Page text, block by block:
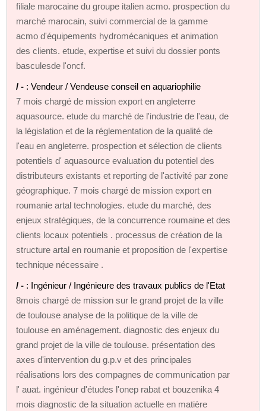
filiale marocaine du groupe italien acmo. prospection du
marché marocain, suivi commercial de la gamme
acmo d'équipements hydromécaniques et animation
des clients. etude, expertise et suivi du dossier ponts
basculesde l'oncf.
/ - : Vendeur / Vendeuse conseil en aquariophilie
7 mois chargé de mission export en angleterre
aquasource. etude du marché de l'industrie de l'eau, de
la législation et de la réglementation de la qualité de
l'eau en angleterre. prospection et sélection de clients
potentiels d' aquasource evaluation du potentiel des
distributeurs existants et reporting de l'activité par zone
géographique. 7 mois chargé de mission export en
roumanie artal technologies. etude du marché, des
enjeux stratégiques, de la concurrence roumaine et des
clients locaux potentiels . processus de création de la
structure artal en roumanie et proposition de l'expertise
technique nécessaire .
/ - : Ingénieur / Ingénieure des travaux publics de l'Etat
8mois chargé de mission sur le grand projet de la ville
de toulouse analyse de la politique de la ville de
toulouse en aménagement. diagnostic des enjeux du
grand projet de la ville de toulouse. présentation des
axes d'intervention du g.p.v et des principales
réalisations lors des compagnes de communication par
l' auat. ingénieur d'études l'onep rabat et bouzenika 4
mois diagnostic de la situation actuelle en matière